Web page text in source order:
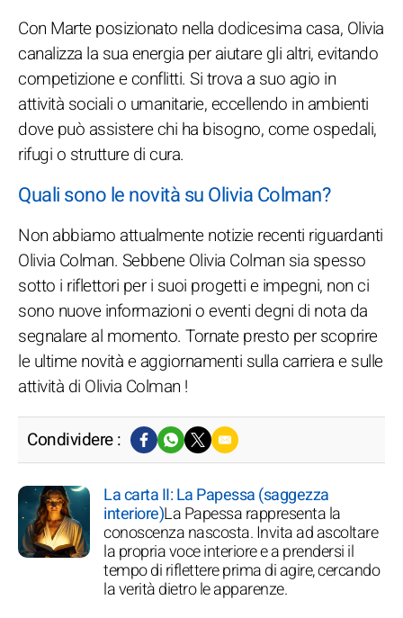
Con Marte posizionato nella dodicesima casa, Olivia
canalizza la sua energia per aiutare gli altri, evitando
competizione e conflitti. Si trova a suo agio in
attività sociali o umanitarie, eccellendo in ambienti
dove può assistere chi ha bisogno, come ospedali,
rifugi o strutture di cura.
Quali sono le novità su Olivia Colman?
Non abbiamo attualmente notizie recenti riguardanti
Olivia Colman. Sebbene Olivia Colman sia spesso
sotto i riflettori per i suoi progetti e impegni, non ci
sono nuove informazioni o eventi degni di nota da
segnalare al momento. Tornate presto per scoprire
le ultime novità e aggiornamenti sulla carriera e sulle
attività di Olivia Colman !
Condividere :
La carta II: La Papessa (saggezza
interiore)La Papessa rappresenta la
conoscenza nascosta. Invita ad ascoltare
la propria voce interiore e a prendersi il
tempo di riflettere prima di agire, cercando
la verità dietro le apparenze.